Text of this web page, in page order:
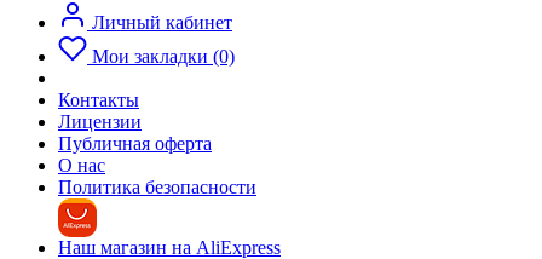
Личный кабинет
Мои закладки (0)
Контакты
Лицензии
Публичная оферта
О нас
Политика безопасности
Наш магазин на AliExpress